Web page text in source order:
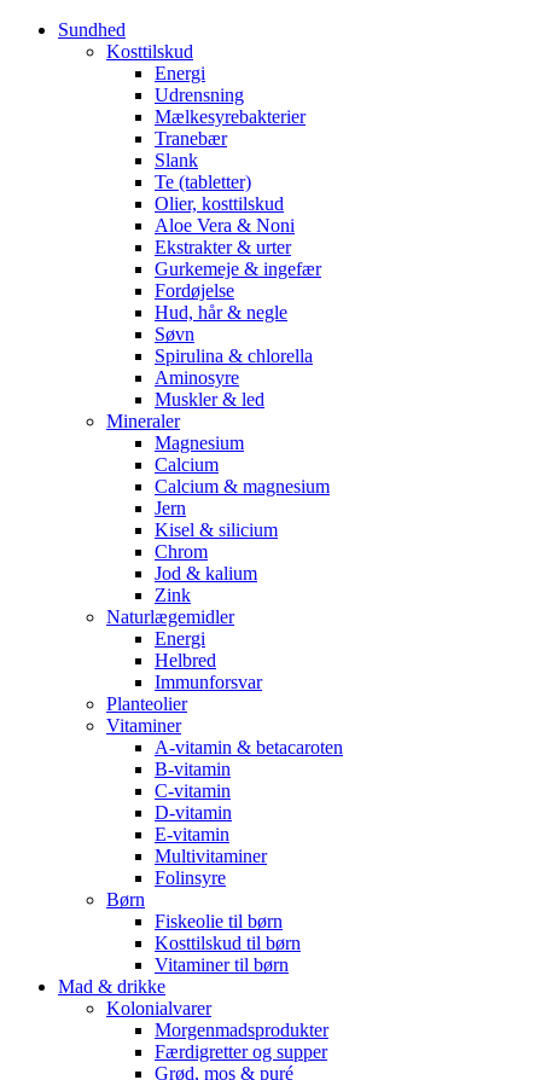
Sundhed
Kosttilskud
Energi
Udrensning
Mælkesyrebakterier
Tranebær
Slank
Te (tabletter)
Olier, kosttilskud
Aloe Vera & Noni
Ekstrakter & urter
Gurkemeje & ingefær
Fordøjelse
Hud, hår & negle
Søvn
Spirulina & chlorella
Aminosyre
Muskler & led
Mineraler
Magnesium
Calcium
Calcium & magnesium
Jern
Kisel & silicium
Chrom
Jod & kalium
Zink
Naturlægemidler
Energi
Helbred
Immunforsvar
Planteolier
Vitaminer
A-vitamin & betacaroten
B-vitamin
C-vitamin
D-vitamin
E-vitamin
Multivitaminer
Folinsyre
Børn
Fiskeolie til børn
Kosttilskud til børn
Vitaminer til børn
Mad & drikke
Kolonialvarer
Morgenmadsprodukter
Færdigretter og supper
Grød, mos & puré